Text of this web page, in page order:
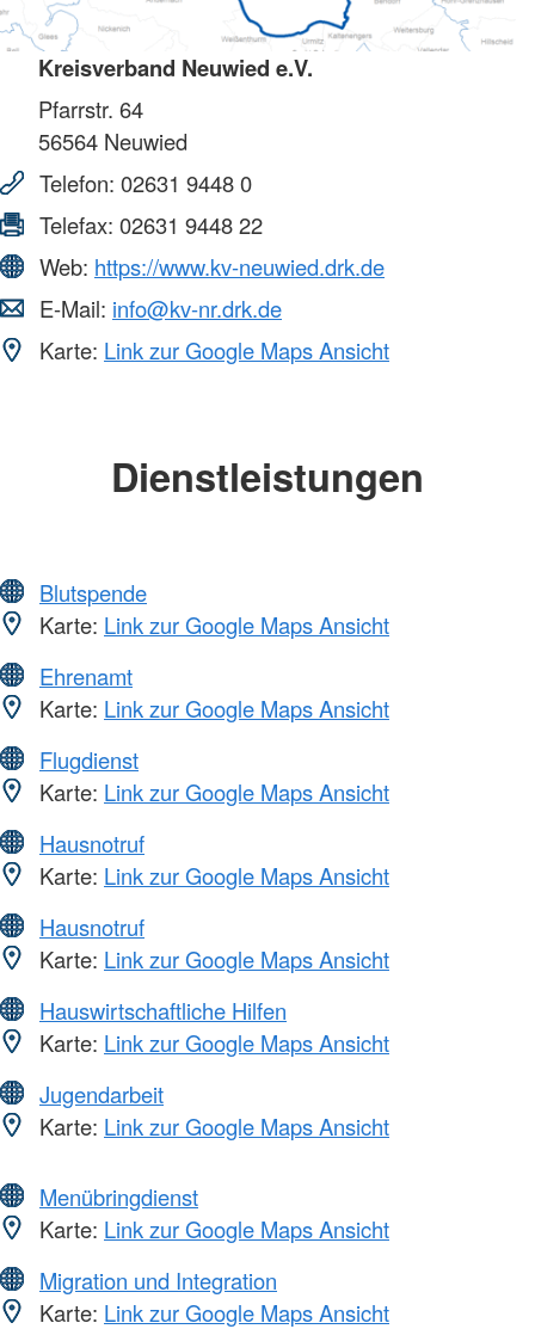
Kreisverband Neuwied e.V.
Pfarrstr. 64
56564 Neuwied
Telefon: 02631 9448 0
Telefax: 02631 9448 22
Web: https://www.kv-neuwied.drk.de
E-Mail: info@kv-nr.drk.de
Karte: Link zur Google Maps Ansicht
Dienstleistungen
Blutspende
Karte: Link zur Google Maps Ansicht
Ehrenamt
Karte: Link zur Google Maps Ansicht
Flugdienst
Karte: Link zur Google Maps Ansicht
Hausnotruf
Karte: Link zur Google Maps Ansicht
Hausnotruf
Karte: Link zur Google Maps Ansicht
Hauswirtschaftliche Hilfen
Karte: Link zur Google Maps Ansicht
Jugendarbeit
Karte: Link zur Google Maps Ansicht
Menübringdienst
Karte: Link zur Google Maps Ansicht
Migration und Integration
Karte: Link zur Google Maps Ansicht